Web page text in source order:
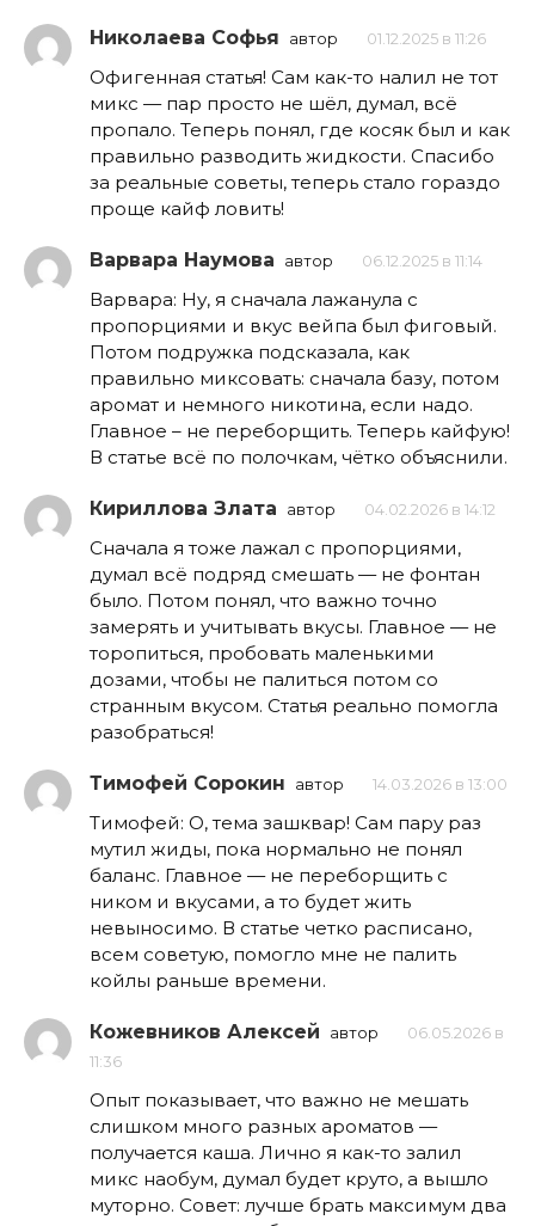
Николаева Софья автор 01.12.2025 в 11:26
Офигенная статья! Сам как-то налил не тот
микс — пар просто не шёл, думал, всё
пропало. Теперь понял, где косяк был и как
правильно разводить жидкости. Спасибо
за реальные советы, теперь стало гораздо
проще кайф ловить!
Варвара Наумова автор 06.12.2025 в 11:14
Варвара: Ну, я сначала лажанула с
пропорциями и вкус вейпа был фиговый.
Потом подружка подсказала, как
правильно миксовать: сначала базу, потом
аромат и немного никотина, если надо.
Главное – не переборщить. Теперь кайфую!
В статье всё по полочкам, чётко объяснили.
Кириллова Злата автор 04.02.2026 в 14:12
Сначала я тоже лажал с пропорциями,
думал всё подряд смешать — не фонтан
было. Потом понял, что важно точно
замерять и учитывать вкусы. Главное — не
торопиться, пробовать маленькими
дозами, чтобы не палиться потом со
странным вкусом. Статья реально помогла
разобраться!
Тимофей Сорокин автор 14.03.2026 в 13:00
Тимофей: О, тема зашквар! Сам пару раз
мутил жиды, пока нормально не понял
баланс. Главное — не переборщить с
ником и вкусами, а то будет жить
невыносимо. В статье четко расписано,
всем советую, помогло мне не палить
койлы раньше времени.
Кожевников Алексей автор
06.05.2026 в
11:36
Опыт показывает, что важно не мешать
слишком много разных ароматов —
получается каша. Лично я как-то залил
микс наобум, думал будет круто, а вышло
муторно. Совет: лучше брать максимум два